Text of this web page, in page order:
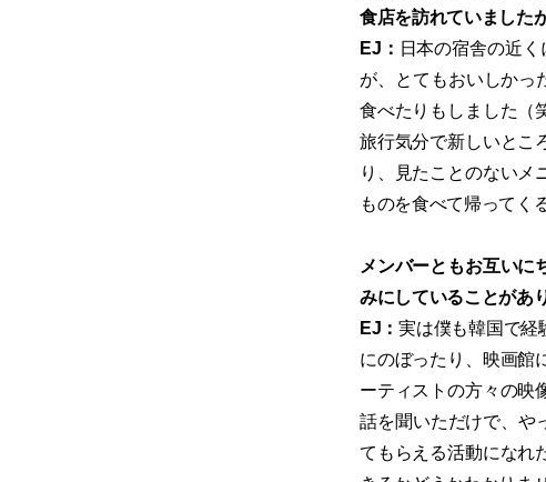
食店を訪れていました
EJ： 日本の宿舎の近
が、とてもおいしかっ
食べたりもしました（
旅行気分で新しいとこ
り、見たことのないメ
ものを食べて帰ってく
メンバーともお互いに
みにしていることがあ
EJ：実は僕も韓国で経
にのぼったり、映画館
ーティストの方々の映
話を聞いただけで、や
てもらえる活動になれ